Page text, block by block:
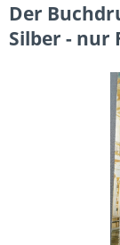
Der
Silber - nur